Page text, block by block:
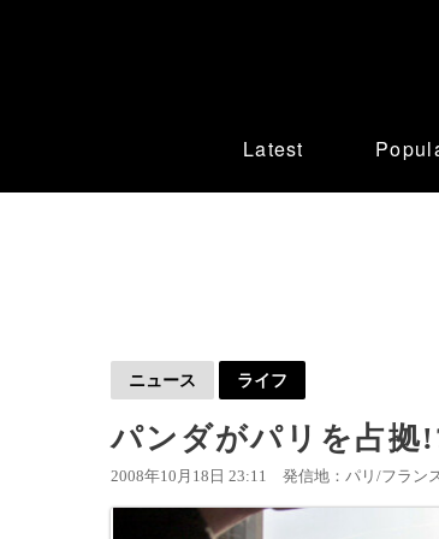
Latest
ニュース ライフ
パンダがパリを占拠
2008年10月18日 23:11 発信地：パリ/フラン